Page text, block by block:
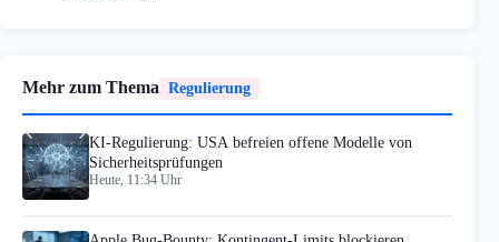
Mehr zum Thema Regulierung
KI-Regulierung: USA befreien offene Modelle von
Sicherheitsprüfungen
Heute, 11:34 Uhr